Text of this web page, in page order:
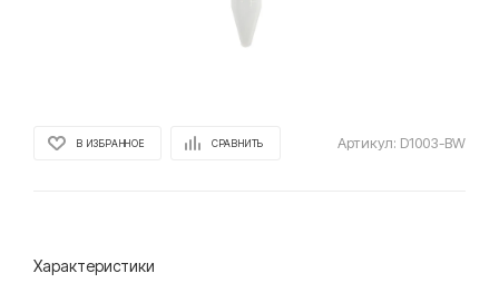
В ИЗБРАННОЕ СРАВНИТЬ Артикул: D1003-BW
Характеристики